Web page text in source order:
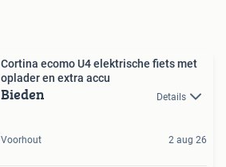
Cortina ecomo U4 elektrische fiets met
oplader en extra accu
Bieden Details
Voorhout 2 aug 26